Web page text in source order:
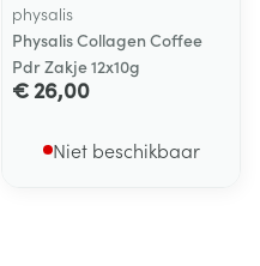
physalis
Physalis Collagen Coffee
Pdr Zakje 12x10g
€ 26,00
Niet beschikbaar